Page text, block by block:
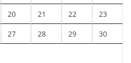
20 21 22 23
27 28 29 30